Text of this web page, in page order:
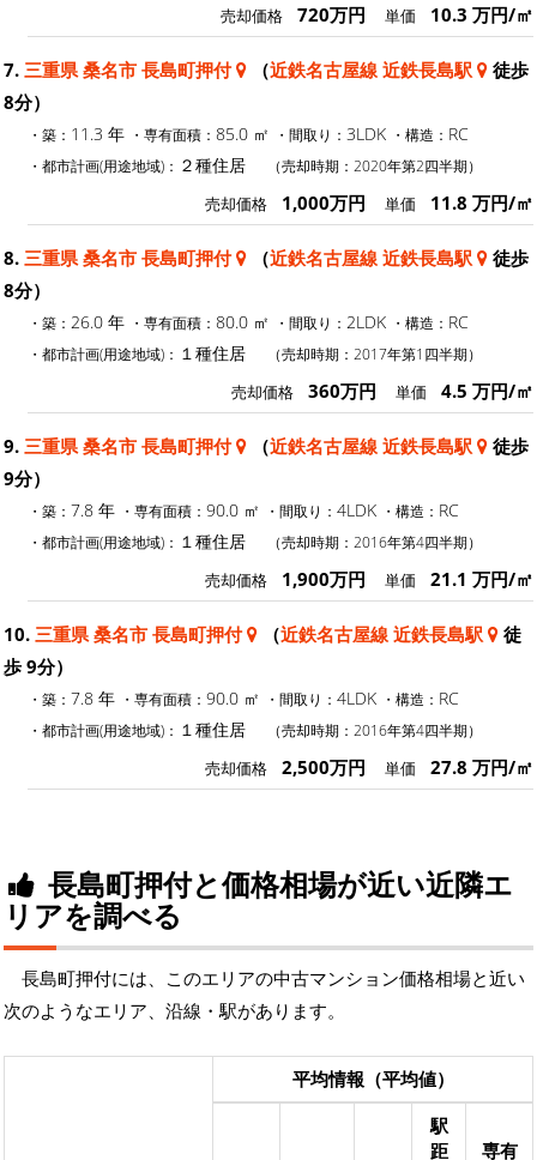
売却価格 720万円 単価 10.3 万円/㎡
7. 三重県 桑名市 長島町押付 （近鉄名古屋線 近鉄長島駅
徒歩
8分）
・築： 11.3 年 ・専有面積： 85.0 ㎡ ・間取り： 3LDK ・構造： RC
・都市計画(用途地域)： ２種住居 （売却時期：2020年第2四半期）
売却価格 1,000万円 単価 11.8 万円/㎡
8. 三重県 桑名市 長島町押付 （近鉄名古屋線 近鉄長島駅
徒歩
8分）
・築： 26.0 年 ・専有面積： 80.0 ㎡ ・間取り： 2LDK ・構造： RC
・都市計画(用途地域)： １種住居 （売却時期：2017年第1四半期）
売却価格 360万円 単価 4.5 万円/㎡
9. 三重県 桑名市 長島町押付 （近鉄名古屋線 近鉄長島駅
徒歩
9分）
・築： 7.8 年 ・専有面積： 90.0 ㎡ ・間取り： 4LDK ・構造： RC
・都市計画(用途地域)： １種住居 （売却時期：2016年第4四半期）
売却価格 1,900万円 単価 21.1 万円/㎡
10. 三重県 桑名市 長島町押付 （近鉄名古屋線 近鉄長島駅
徒
歩 9分）
・築： 7.8 年 ・専有面積： 90.0 ㎡ ・間取り： 4LDK ・構造： RC
・都市計画(用途地域)： １種住居 （売却時期：2016年第4四半期）
売却価格 2,500万円 単価 27.8 万円/㎡
長島町押付と価格相場が近い近隣エ
リアを調べる
長島町押付には、このエリアの中古マンション価格相場と近い
次のようなエリア、沿線・駅があります。
平均情報（平均値）
駅
距
専有